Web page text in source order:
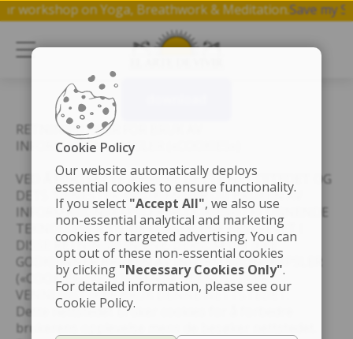
a free 1 hr workshop on Yoga, Breathwork & Meditation.
RETNINGSLINJER FOR BRUK AV
INFORMASJONSKAPSLER («COOKIES»)
VED Å FORTSETTE Å BRUKE DETTE NETTSTEDET OG
DETS TJENESTER, GODKJENNER DU BRUKEN AV
INFORMASJONSKAPSLER («COOKIES») OG LIGNENDE
TEKNOLOGIER TIL DE FORMÅLENE BESKREVET I
DISSE RETNINGSLINJENE. DERSOM DU IKKE
GODKJENNER BRUKEN AV INFORMASJONSKAPSLER
(«COOKIES») OG LIGNENDE TEKNOLOGIER,
VENNLIGST IKKE BRUK DENNE NETTSTEDET.
Dette nettstedet bruker cookies for å forbedre
brukerens opplevelse mens de besøker nettstedet.
Cookie Policy
Our website automatically deploys
essential cookies to ensure functionality.
If you select "Accept All", we also use
non-essential analytical and marketing
cookies for targeted advertising. You can
opt out of these non-essential cookies
by clicking "Necessary Cookies Only".
For detailed information, please see our
Cookie Policy.